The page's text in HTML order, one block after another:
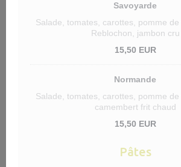
Savoyarde
Salade, tomates, carottes, pomme de
Reblochon, jambon cru
15,50 EUR
Normande
Salade, tomates, carottes, pomme de
camembert frit chaud
15,50 EUR
Pâtes